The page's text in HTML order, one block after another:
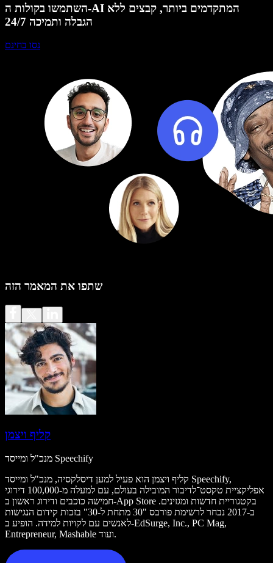
השתמשו בקולות ה-AI המתקדמים ביותר, קבצים ללא
הגבלה ותמיכה 24/7
נסו בחינם
שתפו את המאמר הזה
קליף ויצמן
מנכ"ל ומייסד Speechify
קליף ויצמן הוא פעיל למען דיסלקסיה, מנכ"ל ומייסד Speechify,
אפליקציית טקסט־לדיבור המובילה בעולם, עם למעלה מ-100,000 דירוגי
חמישה כוכבים ודירוג ראשון ב-App Store בקטגוריית חדשות ומגזינים.
ב-2017 נבחר לרשימת פורבס "30 מתחת ל-30" בזכות קידום הנגישות
לאנשים עם לקויות למידה. הופיע ב-EdSurge, Inc., PC Mag,
Entrepreneur, Mashable ועוד.